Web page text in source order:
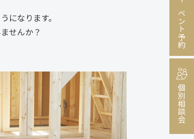
になります。
せんか？
イベント予約
個別相談会